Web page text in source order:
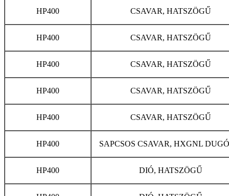
HP400 CSAVAR, HATSZÖGŰ
HP400 CSAVAR, HATSZÖGŰ
HP400 CSAVAR, HATSZÖGŰ
HP400 CSAVAR, HATSZÖGŰ
HP400 CSAVAR, HATSZÖGŰ
HP400 SAPCSOS CSAVAR, HXGNL
HP400 DIÓ, HATSZÖGŰ